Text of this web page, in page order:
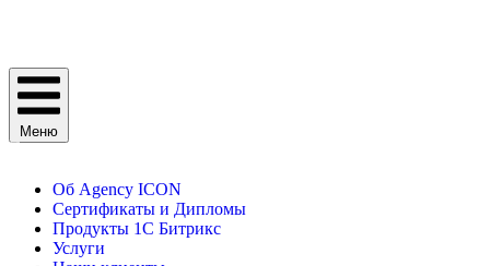
Меню
Об Agency ICON
Сертификаты и Дипломы
Продукты 1С Битрикс
Услуги